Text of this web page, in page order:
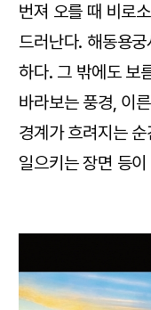
번져 오를 때 비로
드러난다. 해동용
하다. 그 밖에도 보
바라보는 풍경, 이
경계가 흐려지는
일으키는 장면 등